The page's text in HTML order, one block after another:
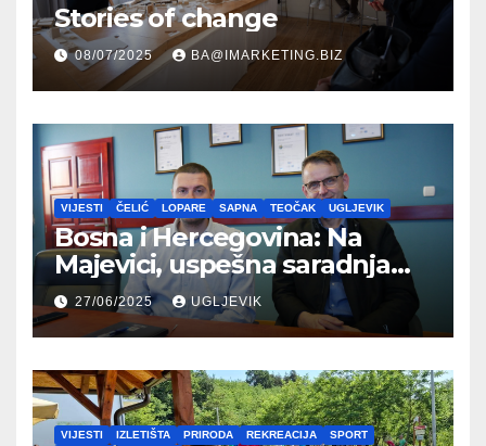
Stories of change
08/07/2025 BA@IMARKETING.BIZ
VIJESTI ČELIĆ LOPARE SAPNA TEOČAK UGLJEVIK
Bosna i Hercegovina: Na
Majevici, uspešna saradnja
između opština dva entiteta
27/06/2025 UGLJEVIK
VIJESTI IZLETIŠTA PRIRODA REKREACIJA
SPORT